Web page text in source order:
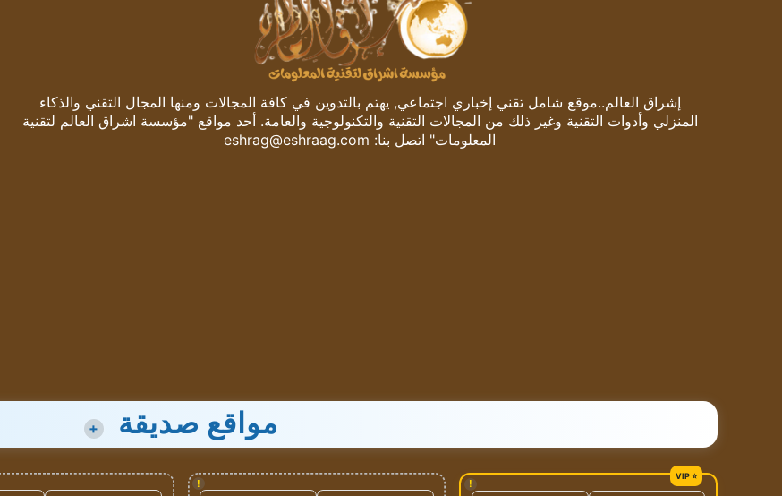
إشراق العالم..موقع شامل تقني إخباري اجتماعي, يهتم بالتدوين في كافة المجالات ومنها المجال التقني والذكاء
المنزلي وأدوات التقنية وغير ذلك من المجالات التقنية والتكنولوجية والعامة. أحد مواقع "مؤسسة اشراق العالم لتقنية
المعلومات" اتصل بنا: eshrag@eshraag.com
مواقع صديقة +
!
!